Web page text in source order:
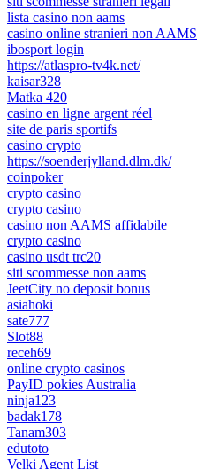
lista casino non aams
casino online stranieri non AAMS
ibosport login
https://atlaspro-tv4k.net/
kaisar328
Matka 420
casino en ligne argent réel
site de paris sportifs
casino crypto
https://soenderjylland.dlm.dk/
coinpoker
crypto casino
crypto casino
casino non AAMS affidabile
crypto casino
casino usdt trc20
siti scommesse non aams
JeetCity no deposit bonus
asiahoki
sate777
Slot88
receh69
online crypto casinos
PayID pokies Australia
ninja123
badak178
Tanam303
edutoto
Velki Agent List